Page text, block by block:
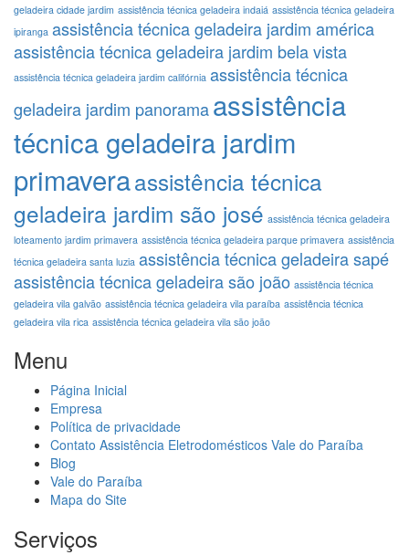
geladeira cidade jardim assistência técnica geladeira indaiá assistência técnica geladeira
ipiranga assistência técnica geladeira jardim américa
assistência técnica geladeira jardim bela vista
assistência técnica geladeira jardim califórnia assistência técnica
geladeira jardim panoramaassistência
técnica geladeira jardim
primaveraassistência técnica
geladeira jardim são josé assistência técnica geladeira
loteamento jardim primavera assistência técnica geladeira parque primavera assistência
técnica geladeira santa luzia assistência técnica geladeira sapé
assistência técnica geladeira são joão assistência técnica
geladeira vila galvão assistência técnica geladeira vila paraíba assistência técnica
geladeira vila rica assistência técnica geladeira vila são joão
Menu
Página Inicial
Empresa
Política de privacidade
Contato Assistência Eletrodomésticos Vale do Paraíba
Blog
Vale do Paraíba
Mapa do Site
Serviços